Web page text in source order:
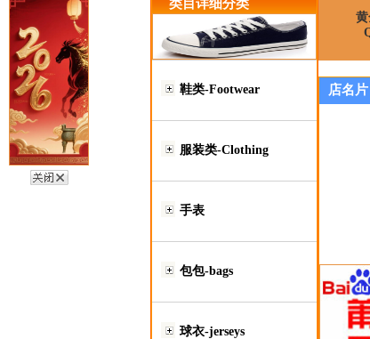
类目详细分类
鞋类-Footwear
服装类-Clothing
手表
包包-bags
球衣-jerseys
店名片